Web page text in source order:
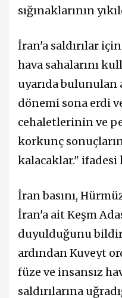
sığınaklarının
İran'a saldırılar
hava sahalarını
uyarıda bulunulan
dönemi sona erdi
cehaletlerinin ve
korkunç
kalacaklar." ifadesi
İran basını,
İran'a ait Keşm
duyulduğunu
ardından Kuveyt
füze ve insansız
saldırılarına